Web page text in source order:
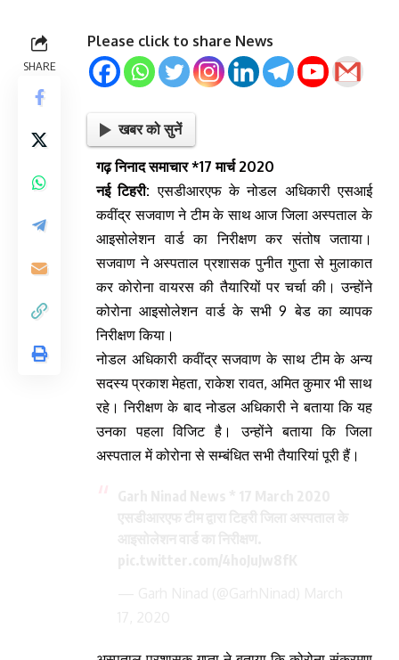
SHARE
Please click to share News
खबर को सुनें
गढ़ निनाद समाचार *17 मार्च 2020
नई टिहरी:एसडीआरएफ के नोडल अधिकारी एसआई
कवींद्र सजवाण ने टीम के साथ आज जिला अस्पताल के
आइसोलेशन वार्ड का निरीक्षण कर संतोष जताया।
सजवाण ने अस्पताल प्रशासक पुनीत गुप्ता से मुलाकात
कर कोरोना वायरस की तैयारियों पर चर्चा की। उन्होंने
कोरोना आइसोलेशन वार्ड के सभी 9 बेड का व्यापक
निरीक्षण किया।
नोडल अधिकारी कवींद्र सजवाण के साथ टीम के अन्य
सदस्य प्रकाश मेहता, राकेश रावत, अमित कुमार भी साथ
रहे। निरीक्षण के बाद नोडल अधिकारी ने बताया कि यह
उनका पहला विजिट है। उन्होंने बताया कि जिला
अस्पताल में कोरोना से सम्बंधित सभी तैयारियां पूरी हैं।